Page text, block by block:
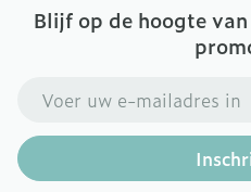
Blijf op de hoogte